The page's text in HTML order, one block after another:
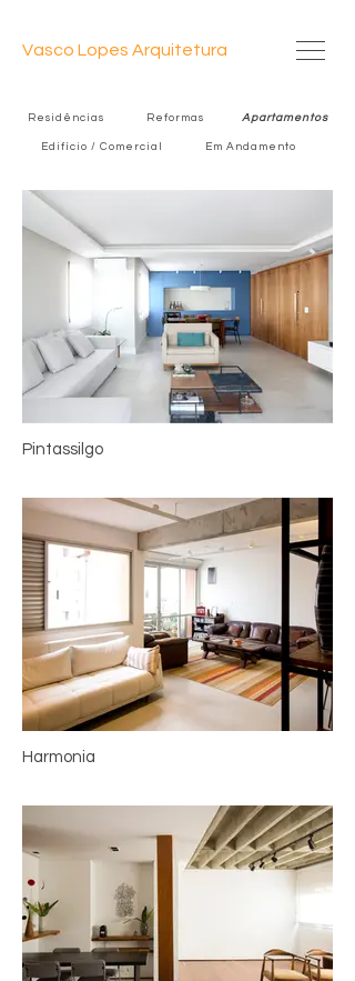
Vasco Lopes Arquitetura
Residências Reformas Apartamentos
Edifício / Comercial Em Andamento
Pintassilgo
Harmonia